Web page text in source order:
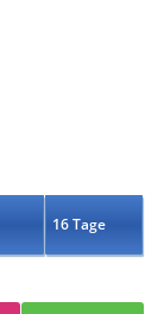
16 Tage